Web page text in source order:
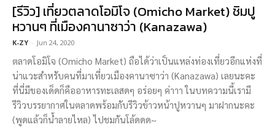
[รีวิว] เที่ยวตลาดโอมิโจ (Omicho Market) ชิมปู
หวานๆ ที่เมืองคานาซาว่า (Kanazawa)
K-ZY - Jun 24, 2020
ตลาดโอมิโจ (Omicho Market) ถือได้ว่าเป็นแหล่งท่องเที่ยวอีกแห่งที่
น่าแวะสำหรับคนที่มาเที่ยวเมืองคานาซาว่า (Kanazawa) เลยนะคะ
ที่นี่มีของเด็ดก็คืออาหารทะเลสดๆ อร่อยๆ ค่าาา ในบทความนี้เรามี
รีวิวบรรยากาศในตลาดพร้อมกับรีวิวข้าวหน้าปูหวานๆ มาฝากนะคะ
(พูดแล้วก็น้ำลายไหล) ไปชมกันโล้ดดด~